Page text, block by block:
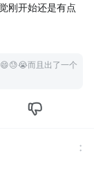
号，可以在5月
要不然玩起来特
反正现在看来不
刚开始还是有点
很多体力
在提
种状态
装了(叫星什么
是很上心，因为
别，就感觉哪里
而且出了一个